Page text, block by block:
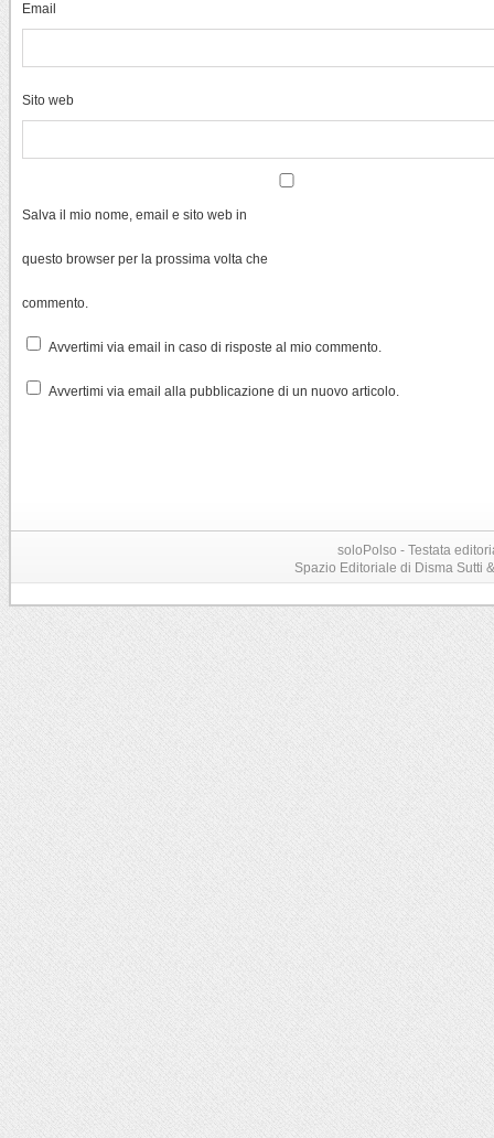
Email
Sito web
Salva il mio nome, email e sito web in
questo browser per la prossima volta che
commento.
Avvertimi via email in caso di risposte al mio commento.
Avvertimi via email alla pubblicazione di un nuovo articolo.
soloPolso - Testata
Spazio Editoriale di Disma Sutti